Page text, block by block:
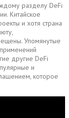
разделу DeFi
Китайское
и хотя страна
Упомянутые
другие DeFi
и
которое